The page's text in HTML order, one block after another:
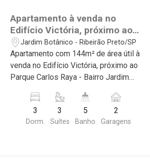
Apartamento à venda no
Edifício Victória, próximo ao
Parque Carlos Raya - Ribeirão
Preto/SP.
Jardim Botânico - Ribeirão Preto/SP
Apartamento com 144m² de área útil à
venda no Edifício Victória, próximo ao
Parque Carlos Raya - Bairro Jardim
as características deste imóvel que a
Martinelli Imobiliária selecionou para
você: - 144m² de área útil - 3 suítes
3
Dorm.
3
Suítes
5
Banho
2
Garagens